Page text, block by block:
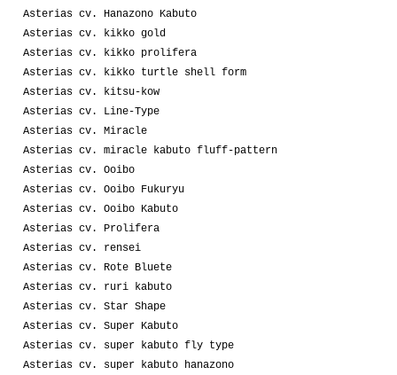
Asterias cv. Hanazono Kabuto
Asterias cv. kikko gold
Asterias cv. kikko prolifera
Asterias cv. kikko turtle shell form
Asterias cv. kitsu-kow
Asterias cv. Line-Type
Asterias cv. Miracle
Asterias cv. miracle kabuto fluff-pattern
Asterias cv. Ooibo
Asterias cv. Ooibo Fukuryu
Asterias cv. Ooibo Kabuto
Asterias cv. Prolifera
Asterias cv. rensei
Asterias cv. Rote Bluete
Asterias cv. ruri kabuto
Asterias cv. Star Shape
Asterias cv. Super Kabuto
Asterias cv. super kabuto fly type
Asterias cv. super kabuto hanazono